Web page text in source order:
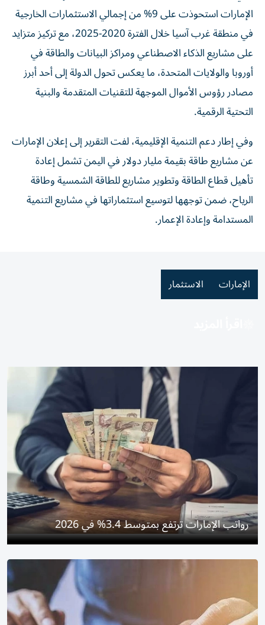
الإمارات استحوذت على 9% من إجمالي الاستثمارات الخارجية
في منطقة غرب آسيا خلال الفترة 2020-2025، مع تركيز متزايد
على مشاريع الذكاء الاصطناعي ومراكز البيانات والطاقة في
أوروبا والولايات المتحدة، ما يعكس تحول الدولة إلى أحد أبرز
مصادر رؤوس الأموال الموجهة للتقنيات المتقدمة والبنية
التحتية الرقمية.
وفي إطار دعم التنمية الإقليمية، لفت التقرير إلى إعلان الإمارات
عن مشاريع طاقة بقيمة مليار دولار في اليمن تشمل إعادة
تأهيل قطاع الطاقة وتطوير مشاريع للطاقة الشمسية وطاقة
الرياح، ضمن توجهها لتوسيع استثماراتها في مشاريع التنمية
المستدامة وإعادة الإعمار.
الإمارات الاستثمار
رواتب الإمارات ترتفع بمتوسط 3.4% في 2026